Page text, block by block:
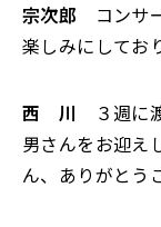
宗次郎 コンサ
楽しみにしてお
西 川 ３週に
男さんをお迎え
ん、ありがとう